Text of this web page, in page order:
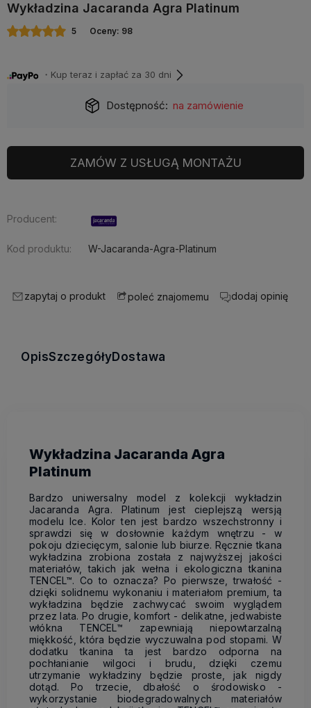
Wykładzina Jacaranda Agra Platinum
5 Oceny: 98
・Kup teraz i zapłać za 30 dni
Dostępność: na zamówienie
ZAMÓW Z USŁUGĄ MONTAŻU
Producent:
Kod produktu: W-Jacaranda-Agra-Platinum
zapytaj o produkt poleć znajomemu dodaj opinię
OpisSzczegółyDostawa
Wykładzina Jacaranda Agra
Platinum
Bardzo uniwersalny model z kolekcji wykładzin
Jacaranda Agra. Platinum jest cieplejszą wersją
modelu Ice. Kolor ten jest bardzo wszechstronny i
sprawdzi się w dosłownie każdym wnętrzu - w
pokoju dziecięcym, salonie lub biurze. Ręcznie tkana
wykładzina zrobiona została z najwyższej jakości
materiałów, takich jak wełna i ekologiczna tkanina
TENCEL™. Co to oznacza? Po pierwsze, trwałość -
dzięki solidnemu wykonaniu i materiałom premium, ta
wykładzina będzie zachwycać swoim wyglądem
przez lata. Po drugie, komfort - delikatne, jedwabiste
włókna TENCEL™ zapewniają niepowtarzalną
miękkość, która będzie wyczuwalna pod stopami. W
dodatku tkanina ta jest bardzo odporna na
pochłanianie wilgoci i brudu, dzięki czemu
utrzymanie wykładziny będzie proste, jak nigdy
dotąd. Po trzecie, dbałość o środowisko -
wykorzystanie biodegradowalnych materiałów